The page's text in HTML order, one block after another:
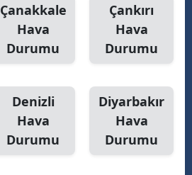
Çanakkale
Hava
Durumu
Çankırı
Hava
Durumu
Denizli
Hava
Durumu
Diyarbakır
Hava
Durumu